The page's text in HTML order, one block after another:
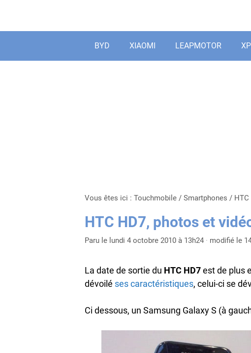
contenu
BYD XIAOMI LEAPMOTOR
Vous êtes ici : Touchmobile / Smartphones /
HTC HD7, photos et
Paru le lundi 4 octobre 2010 à 13h24 · modifié le
La date de sortie du HTC HD7est de plus
dévoilé ses caractéristiques, celui-ci se
Ci dessous, un Samsung Galaxy S (à